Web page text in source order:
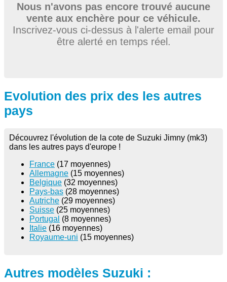
Nous n'avons pas encore trouvé aucune
vente aux enchère pour ce véhicule.
Inscrivez-vous ci-dessus à l'alerte email pour
être alerté en temps réel.
Evolution des prix des les autres
pays
Découvrez l'évolution de la cote de Suzuki Jimny (mk3)
dans les autres pays d'europe !
France (17 moyennes)
Allemagne (15 moyennes)
Belgique (32 moyennes)
Pays-bas (28 moyennes)
Autriche (29 moyennes)
Suisse (25 moyennes)
Portugal (8 moyennes)
Italie (16 moyennes)
Royaume-uni (15 moyennes)
Autres modèles Suzuki :